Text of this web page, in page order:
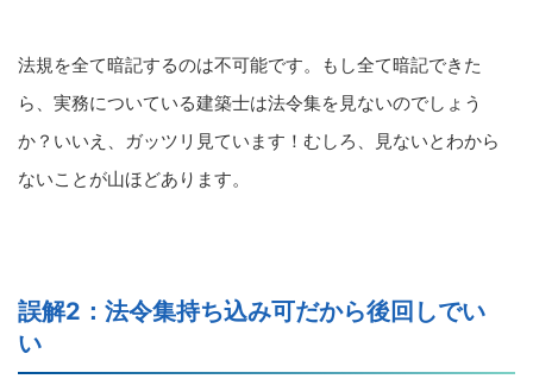
法規を全て暗記するのは不可能です。もし全て暗記できた
ら、実務についている建築士は法令集を見ないのでしょう
か？いいえ、ガッツリ見ています！むしろ、見ないとわから
ないことが山ほどあります。
誤解2：法令集持ち込み可だから後回しでい
い